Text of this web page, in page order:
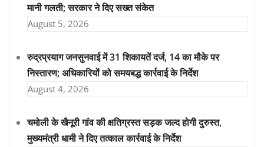
मानी गलती; सरकार ने दिए सख्त संकेत
August 5, 2026
रुद्रप्रयाग जनसुनवाई में 31 शिकायतें दर्ज, 14 का मौके पर
निस्तारण; अधिकारियों को समयबद्ध कार्रवाई के निर्देश
August 4, 2026
चमोली के खैनूरी गांव की क्षतिग्रस्त सड़क जल्द होगी दुरुस्त,
मुख्यमंत्री धामी ने दिए तत्काल कार्रवाई के निर्देश